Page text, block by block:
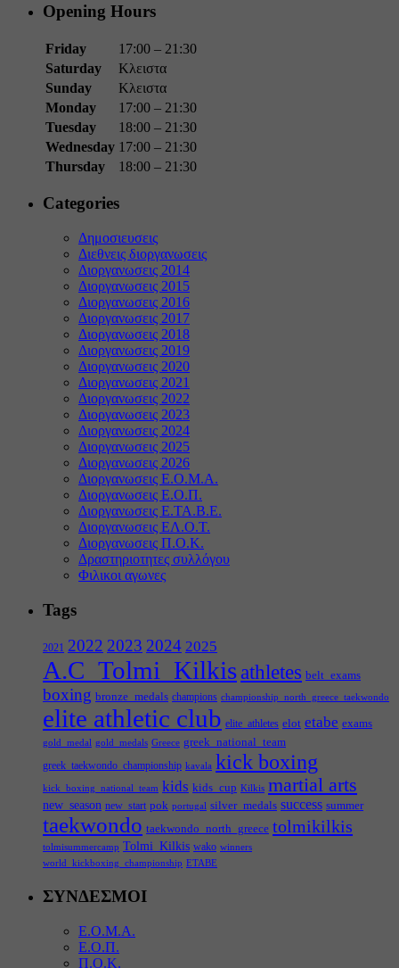
Opening Hours
Friday
17:00 – 21:30
Saturday
Κλειστα
Sunday
Κλειστα
Monday
17:00 – 21:30
Tuesday
18:00 – 21:30
Wednesday 17:00 – 21:30
Thursday
18:00 – 21:30
Categories
Δημοσιευσεις
Διεθνεις διοργανωσεις
Διοργανωσεις 2014
Διοργανωσεις 2015
Διοργανωσεις 2016
Διοργανωσεις 2017
Διοργανωσεις 2018
Διοργανωσεις 2019
Διοργανωσεις 2020
Διοργανωσεις 2021
Διοργανωσεις 2022
Διοργανωσεις 2023
Διοργανωσεις 2024
Διοργανωσεις 2025
Διοργανωσεις 2026
Διοργανωσεις Ε.Ο.Μ.Α.
Διοργανωσεις Ε.Ο.Π.
Διοργανωσεις Ε.ΤΑ.Β.Ε.
Διοργανωσεις ΕΛ.Ο.Τ.
Διοργανωσεις Π.Ο.Κ.
Δραστηριοτητες συλλόγου
Φιλικοι αγωνες
Tags
2021 2022 2023 2024 2025
A.C_Tolmi_Kilkis athletes belt_exams
boxing bronze_medals champions championship_north_greece_taekwondo
elite athletic club elite_athletes elot etabe exams
gold_medal gold_medals Greece greek_national_team
greek_taekwondo_championship kavala kick boxing
kick_boxing_national_team kids kids_cup Kilkis martial arts
new_season new_start pok portugal silver_medals success summer
taekwondo taekwondo_north_greece tolmikilkis
tolmisummercamp Tolmi_Kilkis wako winners
world_kickboxing_championship ΕΤΑΒΕ
ΣΥΝΔΕΣΜΟΙ
Ε.Ο.Μ.Α.
Ε.Ο.Π.
Π.Ο.Κ.